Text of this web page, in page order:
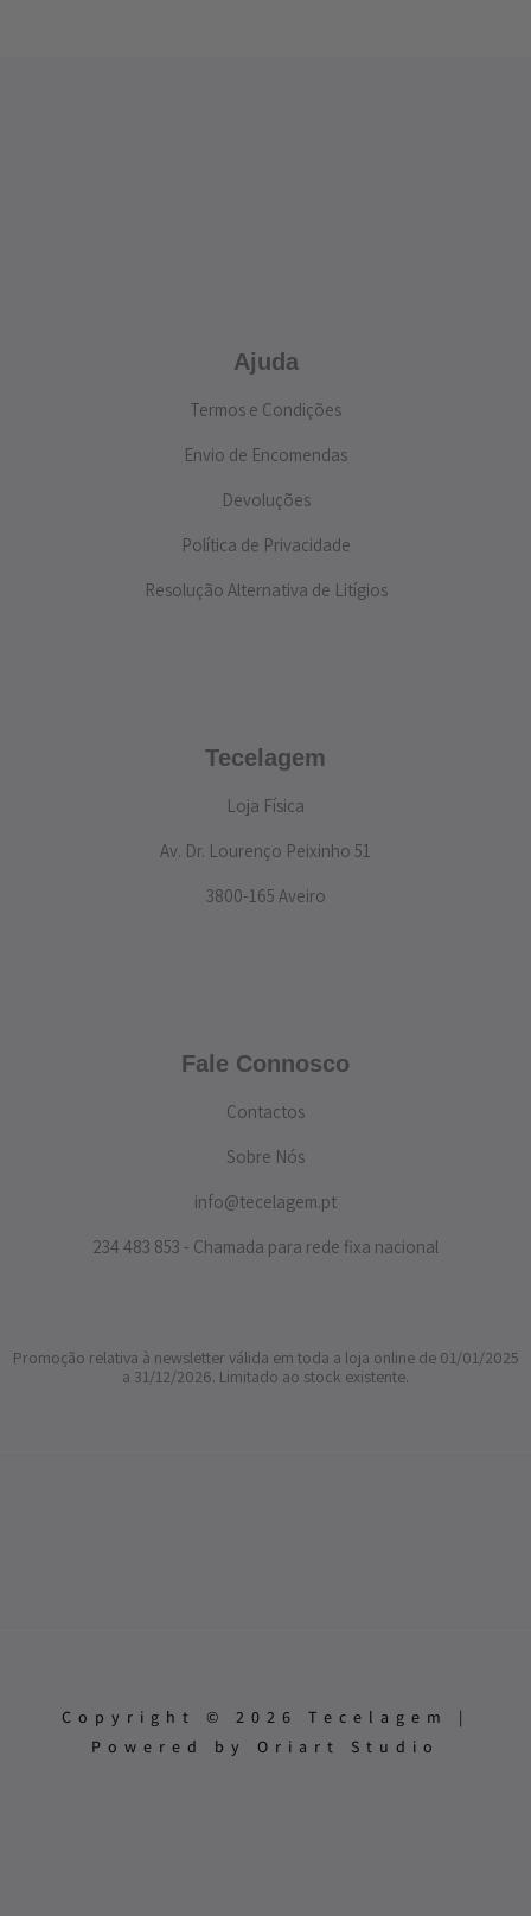
Ajuda
Termos e Condições
Envio de Encomendas
Devoluções
Política de Privacidade
Resolução Alternativa de Litígios
Tecelagem
Loja Física
Av. Dr. Lourenço Peixinho 51
3800-165 Aveiro
Fale Connosco
Contactos
Sobre Nós
info@tecelagem.pt
234 483 853 - Chamada para rede fixa nacional
Promoção relativa à newsletter válida em toda a loja online de 01/01/2025
a 31/12/2026. Limitado ao stock existente.
Copyright © 2026 Tecelagem |
Powered by Oriart Studio